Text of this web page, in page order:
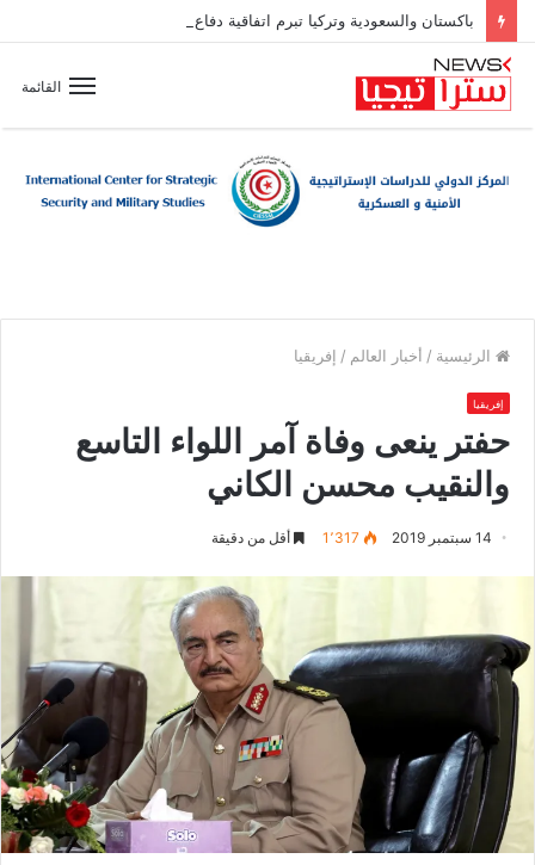
باكستان والسعودية وتركيا تبرم اتفاقية دفاع مشترك
القائمة
الرئيسية / أخبار العالم / إفريقيا
إفريقيا
حفتر ينعى وفاة آمر اللواء التاسع
والنقيب محسن الكاني
14 سبتمبر 2019 1٬317 أقل من دقيقة